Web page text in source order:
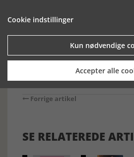
[Historie-online.dk, den 23. juni 2020]
Forrige artikel
SE RELATEREDE
Cookie indstillinger
Kun nødvendige
Accepter alle